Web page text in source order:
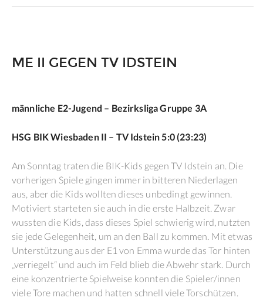
ME II GEGEN TV IDSTEIN
männliche E2-Jugend – Bezirksliga Gruppe 3A
HSG BIK Wiesbaden II – TV Idstein 5:0 (23:23)
Am Sonntag traten die BIK-Kids gegen TV Idstein an. Die
vorherigen Spiele gingen immer in bitteren Niederlagen
aus, aber die Kids wollten dieses unbedingt gewinnen.
Motiviert starteten sie auch in die erste Halbzeit. Zwar
wussten die Kids, dass dieses Spiel schwierig wird, nutzten
sie jede Gelegenheit, um an den Ball zu kommen. Mit etwas
Unterstützung aus der E1 von Emma wurde das Tor hinten
„verriegelt“ und auch im Feld blieb die Abwehr stark. Durch
eine konzentrierte Spielweise konnten die Spieler/innen
viele Tore machen und hatten schnell viele Torschützen.